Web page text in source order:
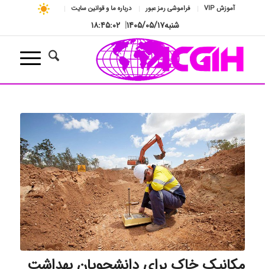
آموزش VIP فراموشی رمز عبور درباره ما و قوانین سایت
شنبه۱۴۰۵/۰۵/۱۷| ۱۸:۴۵:۰۳